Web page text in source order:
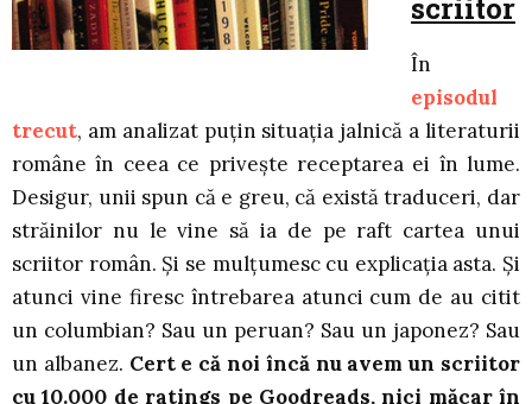
scriitor
În
episodul
trecut, am analizat puțin situația jalnică a literaturii
române în ceea ce priveşte receptarea ei în lume.
Desigur, unii spun că e greu, că există traduceri, dar
străinilor nu le vine să ia de pe raft cartea unui
scriitor român. Şi se mulțumesc cu explicația asta. Şi
atunci vine firesc întrebarea atunci cum de au citit
un columbian? Sau un peruan? Sau un japonez? Sau
un albanez. Cert e că noi încă nu avem un scriitor
cu 10.000 de ratings pe Goodreads, nici măcar în